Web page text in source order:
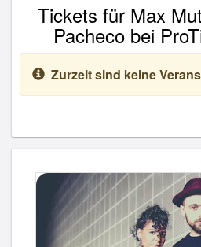
Tickets für Max
Pacheco bei
Zurzeit sind keine